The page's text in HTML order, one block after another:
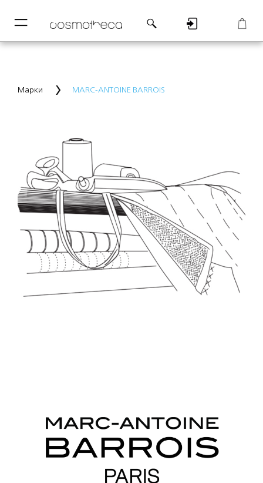
─
─ РегистрацияКорзина
Марки MARC-ANTOINE BARROIS